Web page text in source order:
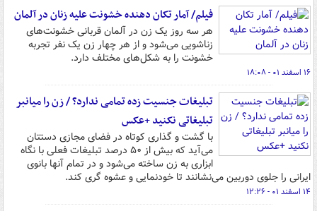
فیلم/ آمار تکان دهنده خشونت علیه زنان در آلمان
هر سه روز یک زن در آلمان قربانی خشونت‌های
زناشویی می‌شود و از هر چهار زن یک نفر تجربه
خشونت را به شکل‌های مختلف دارد.
۱۶ اسفند ۰۱ - ۱۸:۰۸
تبلیغات جنسیت زده تمامی ندارد؟ / زن را میانبر
تبلیغاتی نکنید +عکس
با گشت و گذاری کوتاه در فضای مجازی دستتان
می‌آید که بیش از ۵۰ درصد تبلیغات فعلی با نگاه
ابزاری به زن ساخته می‌شود و در تمام آنها بانوی
ایرانی را جلوی دوربین می‌نشانند تا خودنمایی و عشوه گری کند.
۱۴ اسفند ۰۱ - ۱۲:۲۶